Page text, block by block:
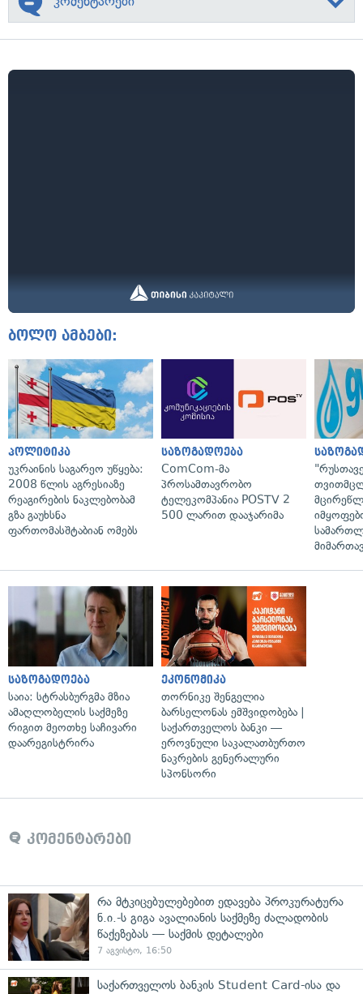
ბოლო ამბები:
პოლიტიკა
უკრაინის საგარეო უწყება:
2008 წლის აგრესიაზე
რეაგირების ნაკლებობამ
გზა გაუხსნა
ფართომასშტაბიან ომებს
საზოგადოება
ComCom-მა
პროსამთავრობო
ტელეკომპანია POSTV 2
500 ლარით დააჯარიმა
საზოგადოება
საია: სტრასბურგმა მზია
ამაღლობელის საქმეზე
რიგით მეოთხე საჩივარი
დაარეგისტრირა
ეკონომიკა
თორნიკე შენგელია
ბარსელონას ემშვიდობება |
საქართველოს ბანკი —
ეროვნული საკალათბურთო
ნაკრების გენერალური
სპონსორი
კომენტარები
რა მტკიცებულებებით ედავება პროკურატურა
ნ.ი.-ს გიგა ავალიანის საქმეზე ძალადობის
წაქეზებას — საქმის დეტალები
7 აგვისტო, 16:50
საქართველოს ბანკის Student Card-ისა და